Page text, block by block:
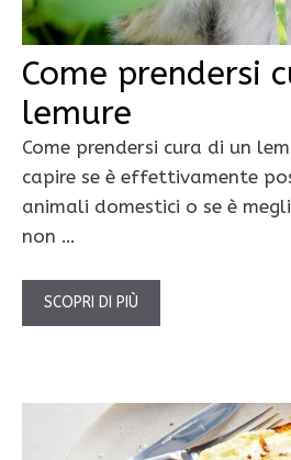
Come prendersi
lemure
Come prendersi cura di un
capire se è effettivamente
animali domestici o se è
non …
SCOPRI DI PIÙ